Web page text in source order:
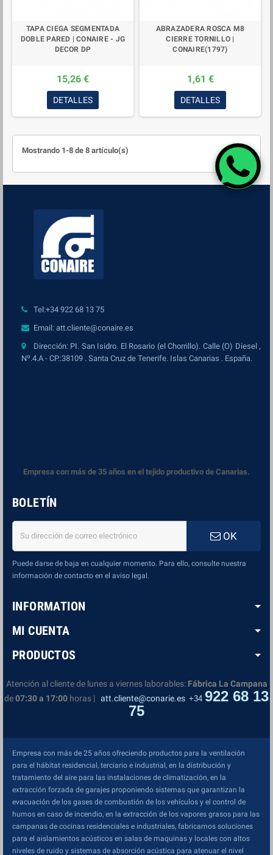
TAPA CIEGA SEGMENTADA
DOBLE PARED | CONAIRE - JG
DECOR DP
15,26 €
DETALLES
ABRAZADERA ROSCA M8
CIERRE TORNILLO |
CONAIRE(1797)
1,61 €
DETALLES
Mostrando 1-8 de 8 artículo(s)
Tel:+34 922 68 13 75
Email: att.cliente@conaire.es
Dirección: PI. San Isidro. El Rosario (el Chorrillo). Calle (O) Diesel ,
Nº.4.A - CP.:38109 . Santa Cruz de Tenerife. Islas Canarias . España.
Empresa con más de 35 años en el tejido productivo de Canarias.
BOLETÍN
OK
Puede darse de baja en cualquier momento. Para ello, consulte nuestra
información de contacto en el aviso legal.
INFORMATION
MI CUENTA
PRODUCTOS
Atención al cliente de lunes a viernes laborables: Fábrica La Campana
de07:30 a 17:00 horas | att.cliente@conarie.es +34 922 68 13
75
Empresa con más de 25 años ofreciendo productos para la ventilación
para el hábitat residencial, terciario e industrial, en la distribución y
tratamiento del aire para las instalaciones de climatización, en la
extracción forzada de garajes proponiendo sistemas que garantizan la
evacuación de los gases de combustión de los vehículos y el control de
humos en caso de incendio, en la extracción de los vapores grasos para las
campanas de cocinas residenciales e industriales, fabricamos soluciones
para el aislamientos acústicos en salas de maquinas y locales con altos
niveles de ruido y sistemas de absorción acústica para atenuar el nivel